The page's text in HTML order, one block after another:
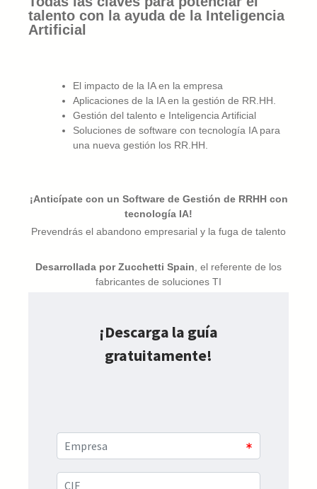
talento con la ayuda de la Inteligencia
Artificial
El impacto de la IA en la empresa
Aplicaciones de la IA en la gestión de RR.HH.
Gestión del talento e Inteligencia Artificial
Soluciones de software con tecnología IA para
una nueva gestión los RR.HH.
¡Anticípate con un Software de Gestión de RRHH con
tecnología IA!
Prevendrás el abandono empresarial y la fuga de talento
Desarrollada por Zucchetti Spain , el referente de los
fabricantes de soluciones TI
¡Descarga la guía
gratuitamente!